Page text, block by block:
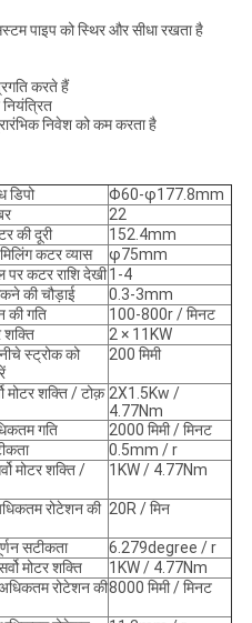
पाइप को स्थिर और सीधा रखता है
करते हैं
निवेश को कम करता है
डिपो
Φ60-φ177.8mm
22
की दूरी
152.4mm
कटर व्यास
φ75mm
पर कटर राशि देखी1-4
की चौड़ाई
0.3-3mm
की गति
100-800r / मिनट
शक्ति
2 × 11KW
स्ट्रोक को
200 मिमी
मोटर शक्ति / टोक़ 2X1.5Kw /
4.77Nm
गति
2000 मिमी / मिनट
0.5mm / r
मोटर शक्ति /
1KW / 4.77Nm
रोटेशन की 20R / मिन
सटीकता
6.279degree / r
मोटर शक्ति
1KW / 4.77Nm
रोटेशन की8000 मिमी / मिनट